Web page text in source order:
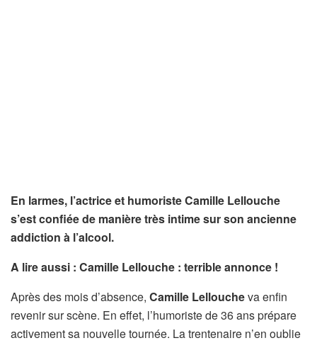
En larmes, l’actrice et humoriste Camille Lellouche
s’est confiée de manière très intime sur son ancienne
addiction à l’alcool.
A lire aussi : Camille Lellouche : terrible annonce !
Après des mois d’absence, Camille Lelloucheva enfin
revenir sur scène. En effet, l’humoriste de 36 ans prépare
activement sa nouvelle tournée. La trentenaire n’en oublie